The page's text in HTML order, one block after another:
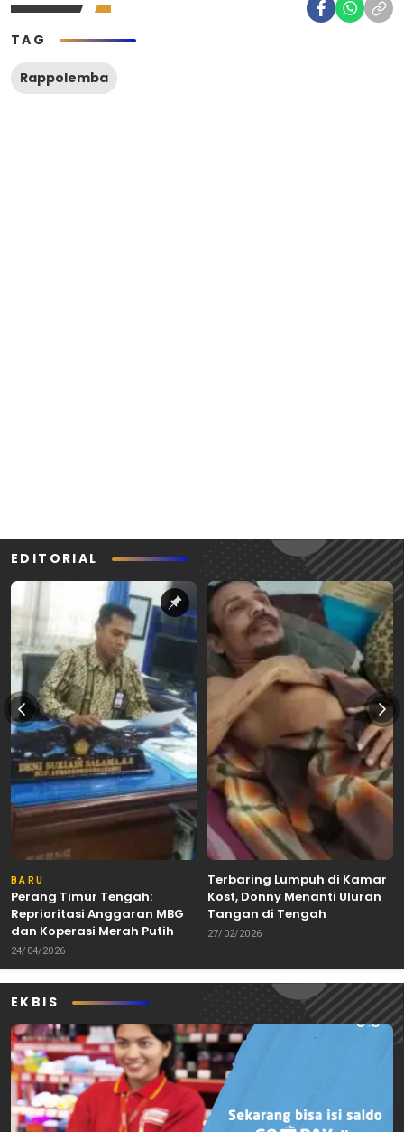
TAG
Rappolemba
EDITORIAL
BARU
Perang Timur Tengah:
Reprioritasi Anggaran MBG
dan Koperasi Merah Putih
24/04/2026
Terbaring Lumpuh di Kamar
Kost, Donny Menanti Uluran
Tangan di Tengah
Keterbatasan
27/02/2026
EKBIS